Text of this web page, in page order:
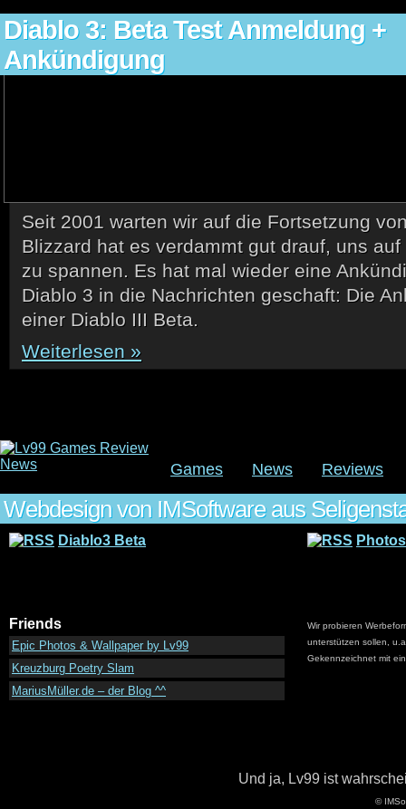
Diablo 3: Beta Test Anmeldung +
Ankündigung
Seit 2001 warten wir auf die Fortsetzung
Blizzard hat es verdammt gut drauf, uns
zu spannen. Es hat mal wieder eine
Diablo 3 in die Nachrichten geschaft: Die
einer Diablo III Beta.
Weiterlesen »
Games News Reviews
Webdesign von IMSoftware aus
Diablo3 Beta
Friends
Epic Photos & Wallpaper by Lv99
Kreuzburg Poetry Slam
MariusMüller.de – der Blog ^^
Wir probieren
unterstützen sollen,
Gekennzeichnet mit
Und ja, Lv99 ist
©